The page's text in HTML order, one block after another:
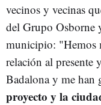
vecinos y vecinas
del Grupo Osborne
municipio: "Hemos
relación al
Badalona y me han
proyecto y la